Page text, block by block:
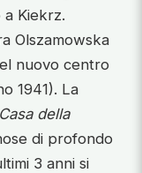
Kiekrz.
Olszamowska
nuovo centro
1941). La
della
di profondo
3 anni si